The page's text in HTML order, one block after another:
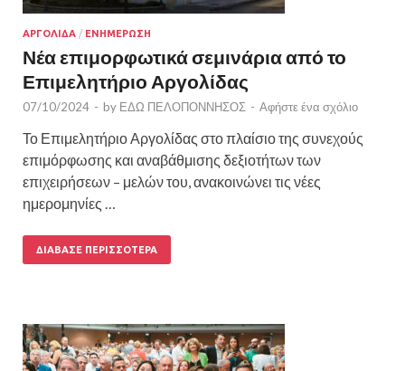
ΑΡΓΟΛΙΔΑ / ΕΝΗΜΕΡΩΣΗ
Νέα επιμορφωτικά σεμινάρια από το
Επιμελητήριο Αργολίδας
07/10/2024 - by ΕΔΩ ΠΕΛΟΠΟΝΝΗΣΟΣ - Αφήστε ένα σχόλιο
Το Επιμελητήριο Αργολίδας στο πλαίσιο της συνεχούς
επιμόρφωσης και αναβάθμισης δεξιοτήτων των
επιχειρήσεων – μελών του, ανακοινώνει τις νέες
ημερομηνίες …
ΔΙΆΒΑΣΕ ΠΕΡΙΣΣΌΤΕΡΑ